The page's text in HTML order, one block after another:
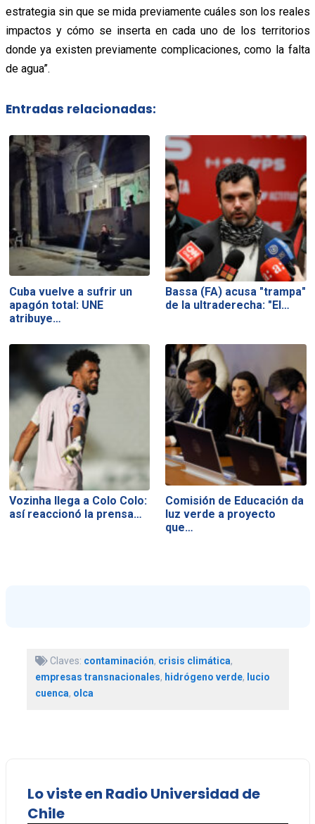
estrategia sin que se mida previamente cuáles son los reales
impactos y cómo se inserta en cada uno de los territorios
donde ya existen previamente complicaciones, como la falta
de agua”.
Entradas relacionadas:
Cuba vuelve a sufrir un
apagón total: UNE
atribuye…
Bassa (FA) acusa "trampa"
de la ultraderecha: "El…
Vozinha llega a Colo Colo:
así reaccionó la prensa…
Comisión de Educación da
luz verde a proyecto
que…
Claves: contaminación, crisis climática,
empresas transnacionales, hidrógeno verde, lucio
cuenca, olca
Lo viste en Radio Universidad de
Chile